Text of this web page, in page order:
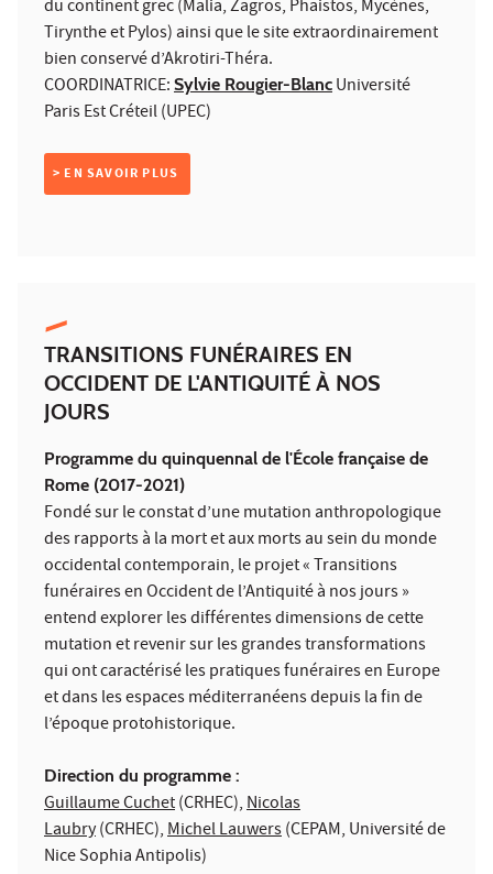
du continent grec (Malia, Zagros, Phaistos, Mycènes,
Tirynthe et Pylos) ainsi que le site extraordinairement
bien conservé d’Akrotiri-Théra.
COORDINATRICE: Sylvie Rougier-Blanc Université
Paris Est Créteil (UPEC)
> EN SAVOIR PLUS
TRANSITIONS FUNÉRAIRES EN
OCCIDENT DE L'ANTIQUITÉ À NOS
JOURS
Programme du quinquennal de l'École française de
Rome (2017-2021)
Fondé sur le constat d’une mutation anthropologique
des rapports à la mort et aux morts au sein du monde
occidental contemporain, le projet « Transitions
funéraires en Occident de l’Antiquité à nos jours »
entend explorer les différentes dimensions de cette
mutation et revenir sur les grandes transformations
qui ont caractérisé les pratiques funéraires en Europe
et dans les espaces méditerranéens depuis la fin de
l’époque protohistorique.
Direction du programme :
Guillaume Cuchet(CRHEC),Nicolas
Laubry(CRHEC),Michel Lauwers(CEPAM, Université de
Nice Sophia Antipolis)